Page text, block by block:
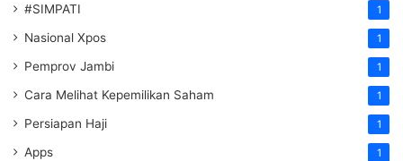
#SIMPATI 1
Nasional Xpos 1
Pemprov Jambi 1
Cara Melihat Kepemilikan Saham 1
Persiapan Haji 1
Apps 1